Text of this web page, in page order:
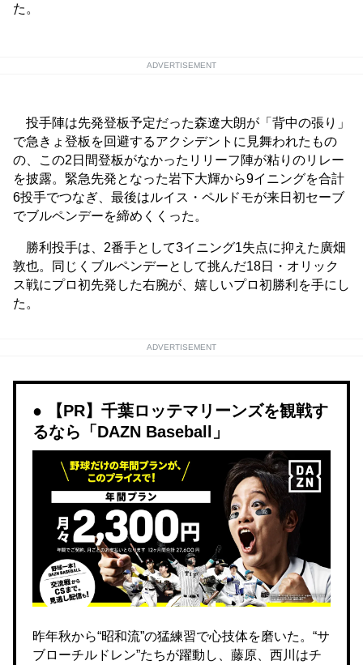
た。
ADVERTISEMENT
投手陣は先発登板予定だった森遼大朗が「背中の張り」
で急きょ登板を回避するアクシデントに見舞われたもの
の、この2日間登板がなかったリリーフ陣が粘りのリレー
を披露。緊急先発となった岩下大輝から9イニングを合計
6投手でつなぎ、最後はルイス・ペルドモが来日初セーブ
でブルペンデーを締めくくった。
勝利投手は、2番手として3イニング1失点に抑えた廣畑
敦也。同じくブルペンデーとして挑んだ18日・オリック
ス戦にプロ初先発した右腕が、嬉しいプロ初勝利を手にし
た。
ADVERTISEMENT
【PR】千葉ロッテマリーンズを観戦す
るなら「DAZN Baseball」
昨年秋から“昭和流”の猛練習で心技体を磨いた。“サ
ブローチルドレン”たちが躍動し、藤原、西川はチ